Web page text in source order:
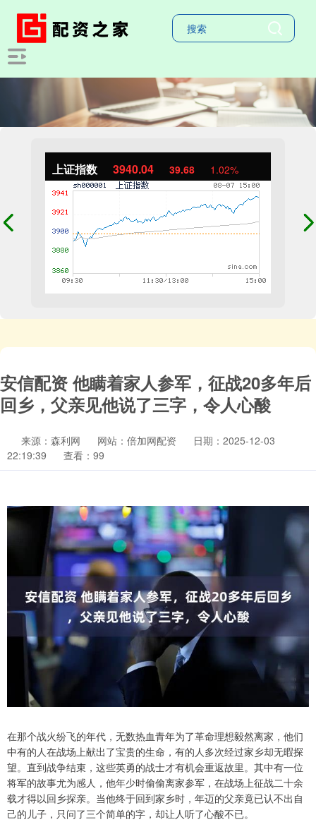
上证指数 3940.04 39.68 1.02%
安信配资 他瞒着家人参军，征战20多年后
回乡，父亲见他说了三字，令人心酸
来源：森利网 网站：倍加网配资
日期：2025-12-03
22:19:39
查看：99
在那个战火纷飞的年代，无数热血青年为了革命理想毅然离家，他们
中有的人在战场上献出了宝贵的生命，有的人多次经过家乡却无暇探
望。直到战争结束，这些英勇的战士才有机会重返故里。其中有一位
将军的故事尤为感人，他年少时偷偷离家参军，在战场上征战二十余
载才得以回乡探亲。当他终于回到家乡时，年迈的父亲竟已认不出自
己的儿子，只问了三个简单的字，却让人听了心酸不已。